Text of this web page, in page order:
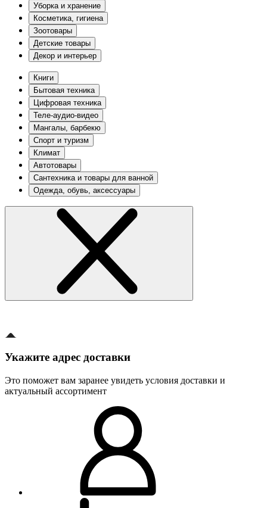
Уборка и хранение
Косметика, гигиена
Зоотовары
Детские товары
Декор и интерьер
Книги
Бытовая техника
Цифровая техника
Теле-аудио-видео
Мангалы, барбекю
Спорт и туризм
Климат
Автотовары
Сантехника и товары для ванной
Одежда, обувь, аксессуары
Укажите адрес доставки
Это поможет вам заранее увидеть условия доставки и
актуальный ассортимент